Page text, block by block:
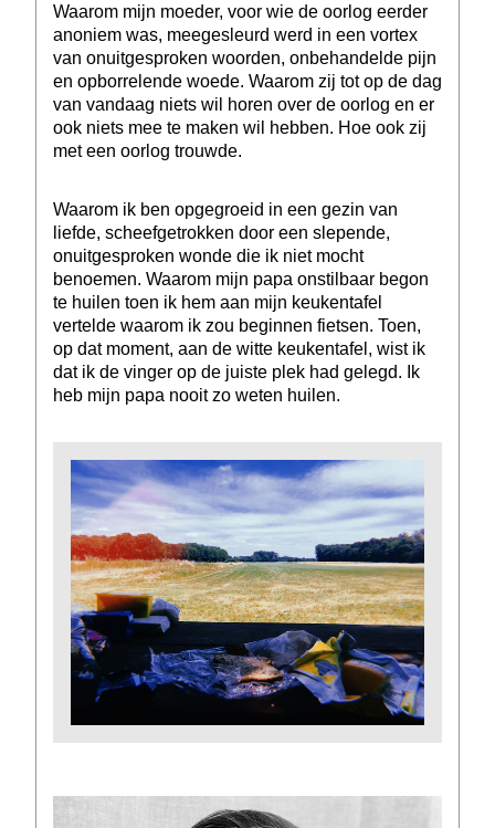
Waarom mijn moeder, voor wie de oorlog eerder
anoniem was, meegesleurd werd in een vortex
van onuitgesproken woorden, onbehandelde pijn
en opborrelende woede. Waarom zij tot op de dag
van vandaag niets wil horen over de oorlog en er
ook niets mee te maken wil hebben. Hoe ook zij
met een oorlog trouwde.
Waarom ik ben opgegroeid in een gezin van
liefde, scheefgetrokken door een slepende,
onuitgesproken wonde die ik niet mocht
benoemen. Waarom mijn papa onstilbaar begon
te huilen toen ik hem aan mijn keukentafel
vertelde waarom ik zou beginnen fietsen. Toen,
op dat moment, aan de witte keukentafel, wist ik
dat ik de vinger op de juiste plek had gelegd. Ik
heb mijn papa nooit zo weten huilen.